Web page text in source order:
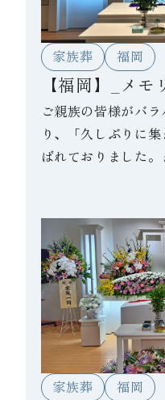
家族葬 福岡
【福岡】_メ
ご親族の皆様がバ
り、「久しぶりに
ばれておりました
ともあり、夜中ま
と言われていたと
儀で実感できたと
た。
家族葬 福岡